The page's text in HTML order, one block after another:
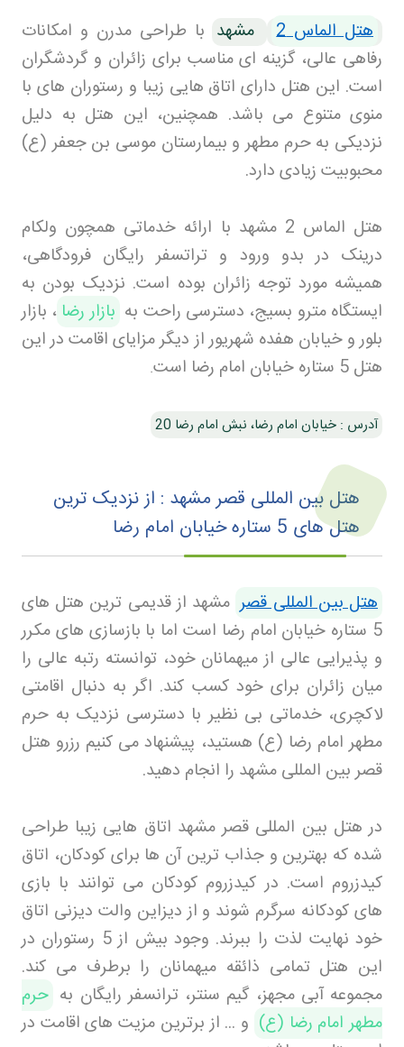
هتل الماس 2 مشهد با طراحی مدرن و امکانات
رفاهی عالی، گزینه ‌ای مناسب برای زائران و گردشگران
است. این هتل دارای اتاق هایی زیبا و رستوران ‌های با
منوی متنوع می ‌باشد. همچنین، این هتل به دلیل
نزدیکی به حرم مطهر و بیمارستان موسی بن جعفر (ع)
محبوبیت زیادی دارد.
هتل الماس 2 مشهد با ارائه خدماتی همچون ولکام
درینک در بدو ورود و تراتسفر رایگان فرودگاهی،
همیشه مورد توجه زائران بوده است. نزدیک بودن به
ایستگاه مترو بسیج، دسترسی راحت به بازار رضا، بازار
بلور و خیابان هفده شهریور از دیگر مزایای اقامت در این
هتل 5 ستاره خیابان امام رضا است
.
آدرس : خیابان امام رضا، نبش امام رضا 20
هتل بین المللی قصر مشهد : از نزدیک ترین
هتل‌ های 5 ستاره خیابان امام رضا
هتل بین المللی قصر مشهد از قدیمی ترین هتل های
5 ستاره خیابان امام رضا است اما با بازسازی های مکرر
و پذیرایی عالی از میهمانان خود، توانسته رتبه عالی را
میان زائران برای خود کسب کند. اگر به دنبال اقامتی
لاکچری، خدماتی بی نظیر با دسترسی نزدیک به حرم
مطهر امام رضا (ع) هستید، پیشنهاد می کنیم رزرو هتل
قصر بین المللی مشهد را انجام دهید.
در هتل بین المللی قصر مشهد اتاق هایی زیبا طراحی
شده که بهترین و جذاب ترین آن ها برای کودکان، اتاق
کیدزروم است. در کیدزروم کودکان می توانند با بازی
های کودکانه سرگرم شوند و از دیزاین والت دیزنی اتاق
خود نهایت لذت را ببرند. وجود بیش از 5 رستوران در
این هتل تمامی ذائقه میهمانان را برطرف می کند.
مجموعه آبی مجهز، گیم سنتر، ترانسفر رایگان به حرم
مطهر امام رضا (ع) و ... از برترین مزیت های اقامت در